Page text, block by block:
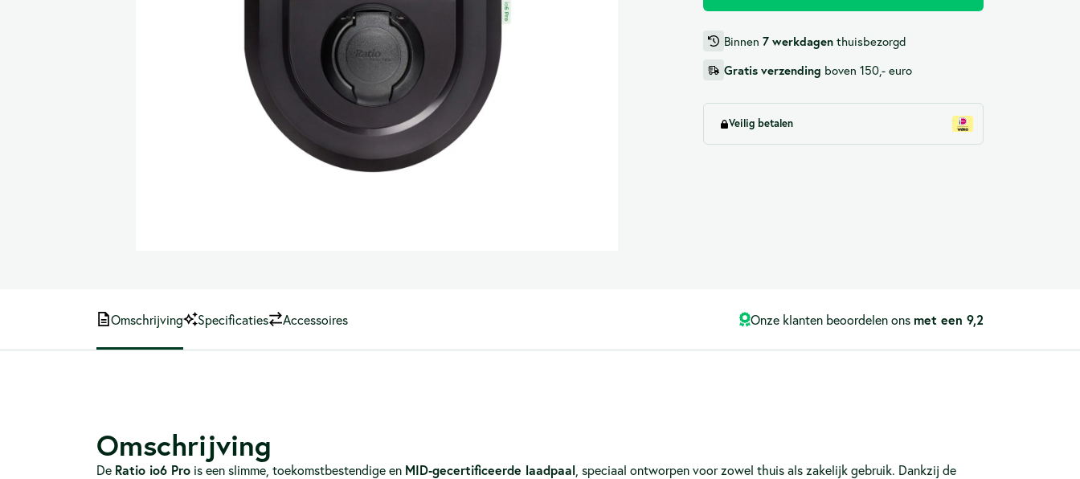
Binnen 7 werkdagen thuisbezorgd
Gratis verzending boven 150,- euro
Veilig betalen
Omschrijving Specificaties Accessoires Onze klanten beoordelen ons met een 9,2
Omschrijving
De Ratio io6 Pro is een slimme, toekomstbestendige en MID‑gecertificeerde laadpaal , speciaal ontworpen voor zowel thuis als zakelijk gebruik. Dankzij de